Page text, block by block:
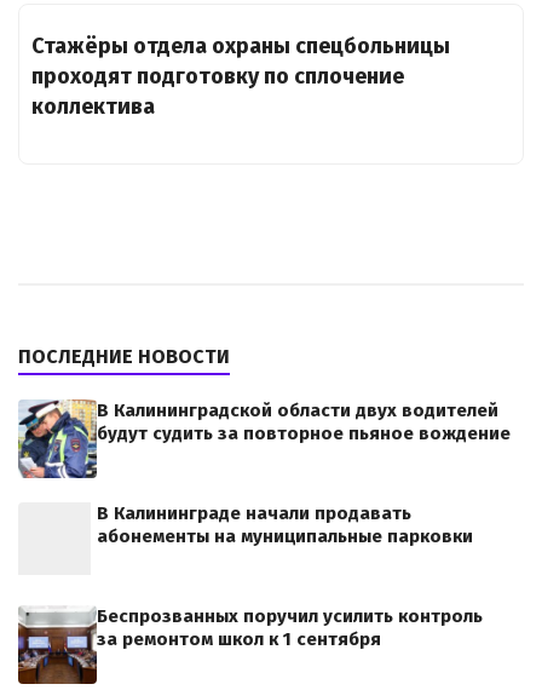
Стажёры отдела охраны спецбольницы
проходят подготовку по сплочение
коллектива
ПОСЛЕДНИЕ НОВОСТИ
В Калининградской области двух водителей
будут судить за повторное пьяное вождение
В Калининграде начали продавать
абонементы на муниципальные парковки
Беспрозванных поручил усилить контроль
за ремонтом школ к 1 сентября